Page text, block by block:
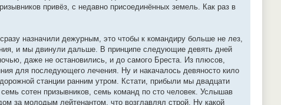
привёз, с недавно присоединённых земель. Как раз в
назначили дежурным, это чтобы к командиру больше не лез,
и мы двинули дальше. В принципе следующие девять дней
даже не остановились, и до самого Бреста. Из плюсов,
для последующего лечения. Ну и накачалось девяносто кило
станции ранним утром. Кстати, прибыли мы двадцати
сотен призывников, семь команд по сто человек. Услышав
за молодым лейтенантом, что возглавлял строй. Ну какой